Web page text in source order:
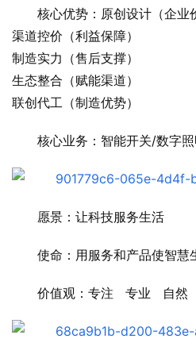
核心优势：原创设计（企业
渠道控价（利益保障）
制造实力（售后支撑）
生态整合（赋能渠道）
联创代工（制造优势）
核心业务：智能开关/数字
愿景：让科技服务生活
使命：用服务和产品使智慧
价值观：专注   专业   自然